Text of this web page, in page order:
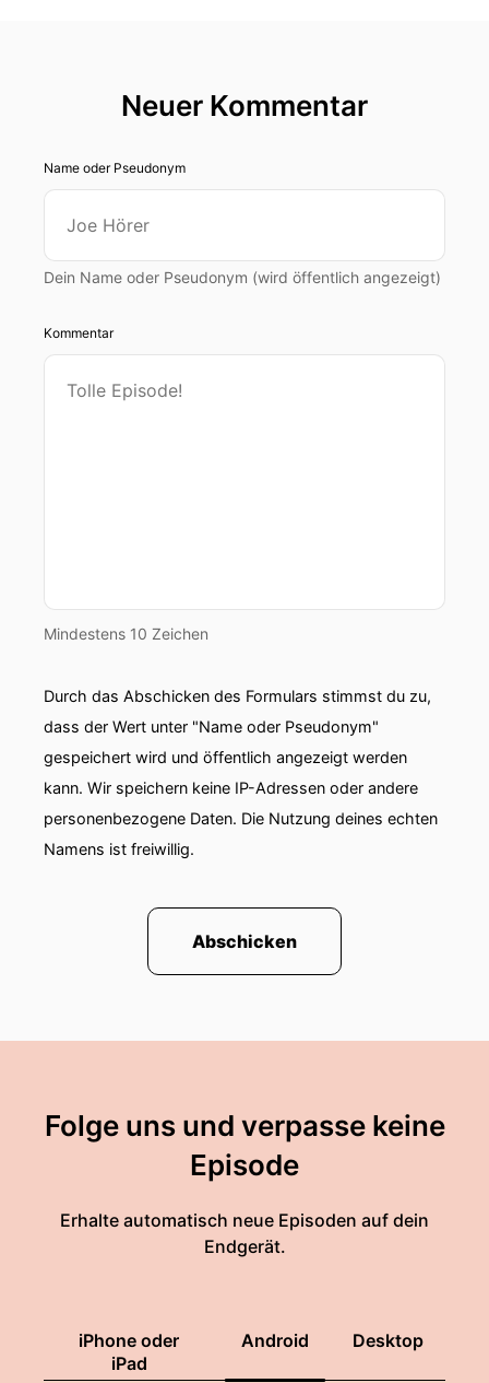
Neuer Kommentar
Name oder Pseudonym
Dein Name oder Pseudonym (wird öffentlich angezeigt)
Kommentar
Mindestens 10 Zeichen
Durch das Abschicken des Formulars stimmst du zu,
dass der Wert unter "Name oder Pseudonym"
gespeichert wird und öffentlich angezeigt werden
kann. Wir speichern keine IP-Adressen oder andere
personenbezogene Daten. Die Nutzung deines echten
Namens ist freiwillig.
Abschicken
Folge uns und verpasse keine
Episode
Erhalte automatisch neue Episoden auf dein
Endgerät.
iPhone oder
iPad
Android Desktop